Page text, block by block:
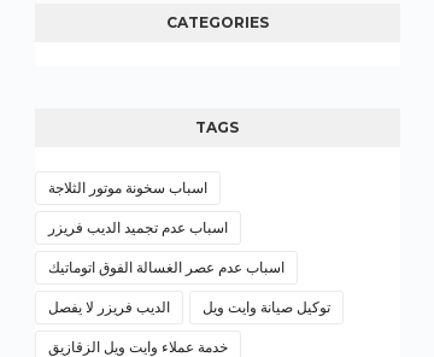
CATEGORIES
TAGS
اسباب سخونة موتور الثلاجة
اسباب عدم تجميد الديب فريزر
اسباب عدم عصر الغسالة الفوق اتوماتيك
الديب فريزر لا يفصل توكيل صيانة وايت ويل
خدمة عملاء وايت ويل الزقازيق